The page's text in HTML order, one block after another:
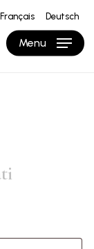
Français Deutsch
Menu
Close
Cart